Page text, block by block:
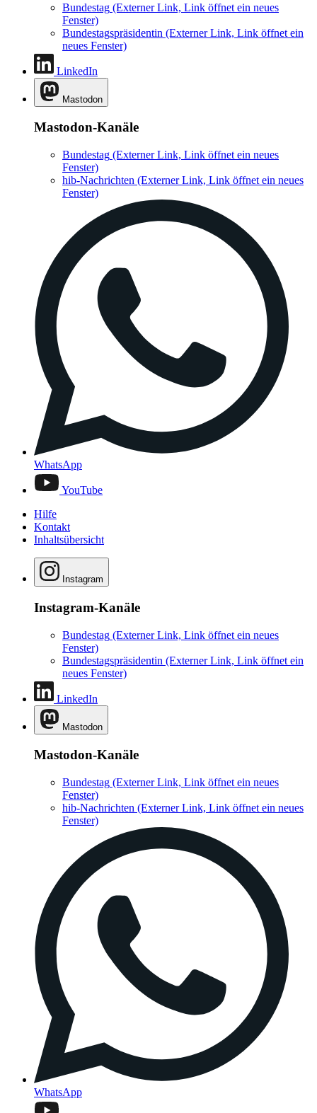
Bundestag (Externer Link, Link öffnet ein neues
Fenster)
Bundestagspräsidentin (Externer Link, Link öffnet ein
neues Fenster)
LinkedIn
Mastodon
Mastodon-Kanäle
Bundestag (Externer Link, Link öffnet ein neues
Fenster)
hib-Nachrichten (Externer Link, Link öffnet ein neues
Fenster)
WhatsApp
YouTube
Hilfe
Kontakt
Inhaltsübersicht
Instagram
Instagram-Kanäle
Bundestag (Externer Link, Link öffnet ein neues
Fenster)
Bundestagspräsidentin (Externer Link, Link öffnet ein
neues Fenster)
LinkedIn
Mastodon
Mastodon-Kanäle
Bundestag (Externer Link, Link öffnet ein neues
Fenster)
hib-Nachrichten (Externer Link, Link öffnet ein neues
Fenster)
WhatsApp